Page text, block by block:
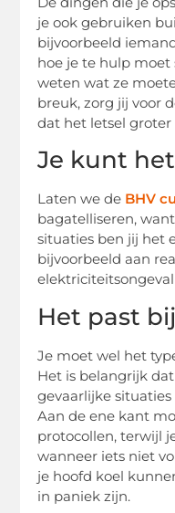
je ook gebruiken
bijvoorbeeld
hoe je te hulp moet
weten wat ze
breuk, zorg jij voor
dat het letsel groter
Je kunt
Laten we de BHV
bagatelliseren,
situaties ben jij het
bijvoorbeeld aan
Het past
Je moet wel het
Het is belangrijk
gevaarlijke
Aan de ene kant
protocollen, terwijl
wanneer iets niet
je hoofd koel
in paniek zijn.